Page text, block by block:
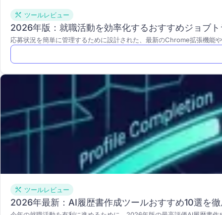
ツールレビュー
2026年版：就職活動を効率化するおすすめジョブ
応募状況を簡単に管理するために設計された、最新のChrome拡張機能
ツールレビュー
2026年最新：AI履歴書作成ツールおすすめ10選を